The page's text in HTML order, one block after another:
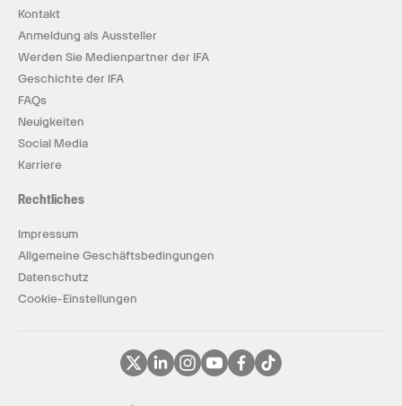
Kontakt
Anmeldung als Aussteller
Werden Sie Medienpartner der IFA
Geschichte der IFA
FAQs
Neuigkeiten
Social Media
Karriere
Rechtliches
Impressum
Allgemeine Geschäftsbedingungen
Datenschutz
Cookie-Einstellungen